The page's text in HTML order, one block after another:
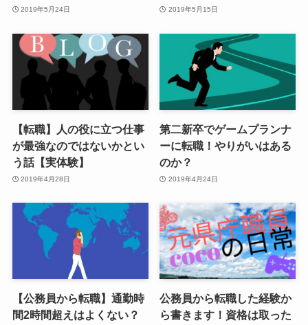
2019年5月24日 2019年5月15日
【転職】人の役に立つ仕事
が最強なのではないかとい
う話【実体験】
2019年4月28日
第二新卒でゲームプランナ
ーに転職！やりがいはある
のか？
2019年4月24日
【公務員から転職】通勤時
間2時間超えはよくない？
公務員から転職した経験か
ら書きます！資格は取った